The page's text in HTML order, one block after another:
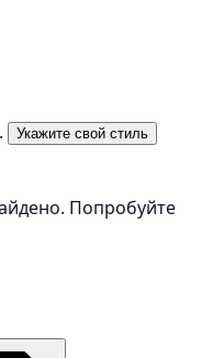
Укажите свой стиль
Попробуйте